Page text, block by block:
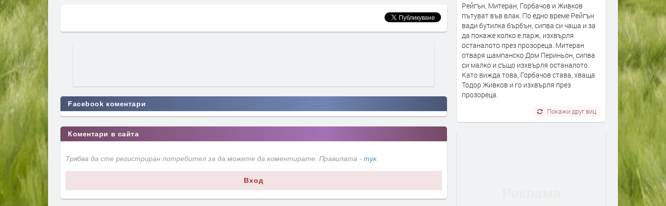
Facebook коментари
Коментари в сайта
Трябва да сте регистриран потребител за да можете да коментирате. Правилата - тук.
Вход
Рейгън, Митеран, Горбачов и Живков
пътуват във влак. По едно време Рейгън
вади бутилка бърбън, сипва си чаша и за
да покаже колко е ларж, изхвърля
останалото през прозореца. Митеран
отваря шампанско Дом Периньон, сипва
си малко и също изхвърля останалото.
Като вижда това, Горбачов става, хваща
Тодор Живков и го изхвърля през
прозореца.
Покажи друг виц